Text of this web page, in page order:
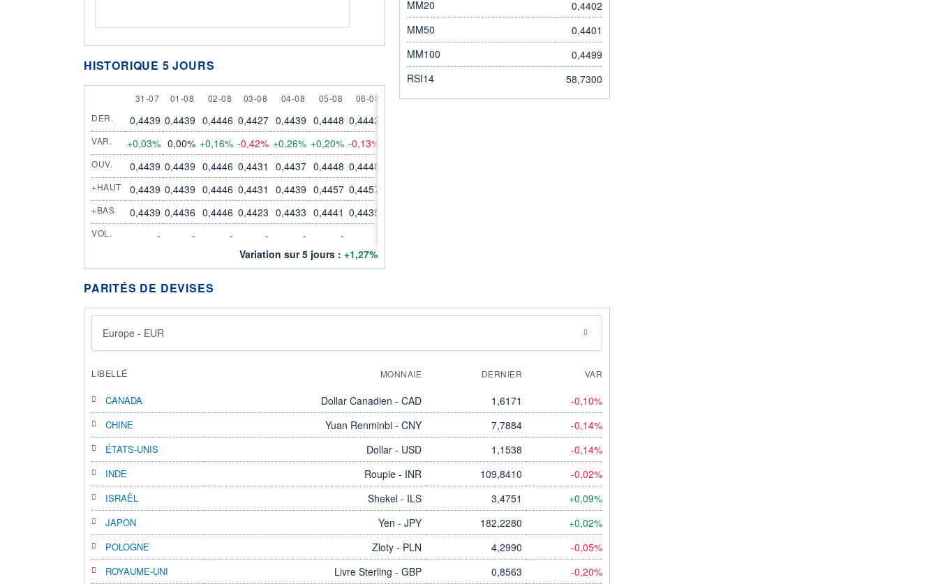
HISTORIQUE 5 JOURS
31 JULY
31-07 1 AUGUST
01-08 2 AUGUST
02-08 3 AUGUST
03-08 4 AUGUST
04-08 5 AUGUST
05-08 6 AUGUST
06-08
DER.
0,4439 0,4439 0,4446 0,4427 0,4439 0,4448 0,4442
VAR. +0,03% 0,00% +0,16% -0,42% +0,26% +0,20% -0,13%
OUV. 0,4439 0,4439 0,4446 0,4431 0,4437 0,4448 0,4448
+HAUT 0,4439 0,4439 0,4446 0,4431 0,4439 0,4457 0,4457
+BAS 0,4439 0,4436 0,4446 0,4423 0,4433 0,4441 0,4435
VOL. - - - - - -
-
Variation sur 5 jours : +1,27%
MM20
0,4402
MM50
0,4401
MM100
0,4499
RSI14
58,7300
PARITÉS DE DEVISES
Europe - EUR
LIBELLÉ MONNAIE DERNIER VAR
CANADA Dollar Canadien - CAD 1,6171 -0,10%
CHINE Yuan Renminbi - CNY 7,7884 -0,14%
ÉTATS-UNIS Dollar - USD 1,1538 -0,14%
INDE Roupie - INR 109,8410 -0,02%
ISRAËL Shekel - ILS 3,4751 +0,09%
JAPON Yen - JPY 182,2280 +0,02%
POLOGNE Zloty - PLN 4,2990 -0,05%
ROYAUME-UNI Livre Sterling - GBP 0,8563 -0,20%